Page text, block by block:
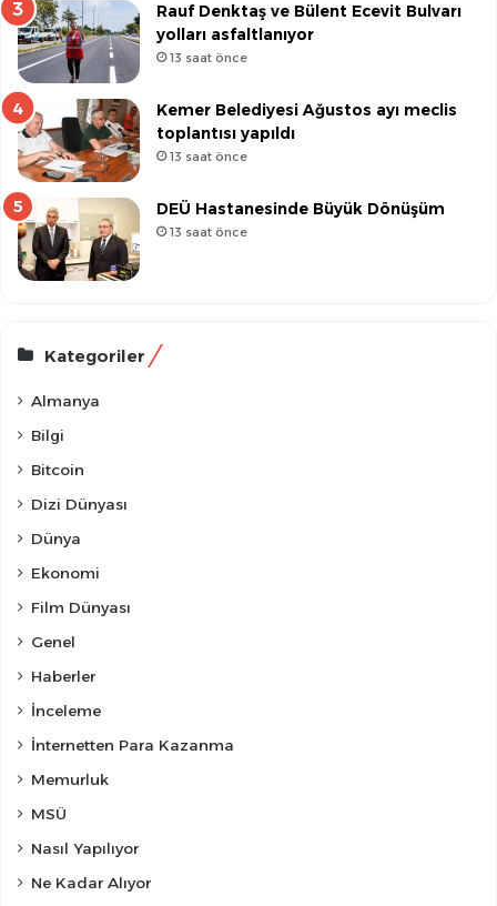
Rauf Denktaş ve Bülent Ecevit Bulvarı
yolları asfaltlanıyor
13 saat önce
Kemer Belediyesi Ağustos ayı meclis
toplantısı yapıldı
13 saat önce
DEÜ Hastanesinde Büyük Dönüşüm
13 saat önce
Kategoriler
Almanya
Bilgi
Bitcoin
Dizi Dünyası
Dünya
Ekonomi
Film Dünyası
Genel
Haberler
İnceleme
İnternetten Para Kazanma
Memurluk
MSÜ
Nasıl Yapılıyor
Ne Kadar Alıyor